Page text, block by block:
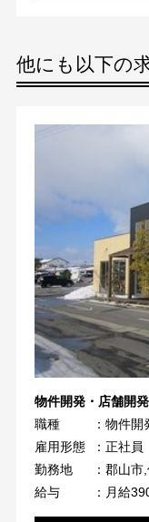
他にも以下の
物件開発・店舗開発
職種
：物件開
雇用形態
：正社員
勤務地
：郡山
給与
：月給